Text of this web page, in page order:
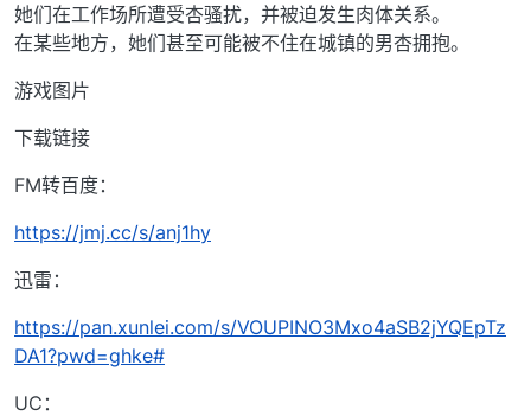
她们在工作场所遭受杏骚扰，并被迫发生肉体关系。
在某些地方，她们甚至可能被不住在城镇的男杏拥抱。
游戏图片
下载链接
FM转百度：
https://jmj.cc/s/anj1hy
迅雷：
https://pan.xunlei.com/s/VOUPINO3Mxo4aSB2jYQEpTz
DA1?pwd=ghke#
UC：